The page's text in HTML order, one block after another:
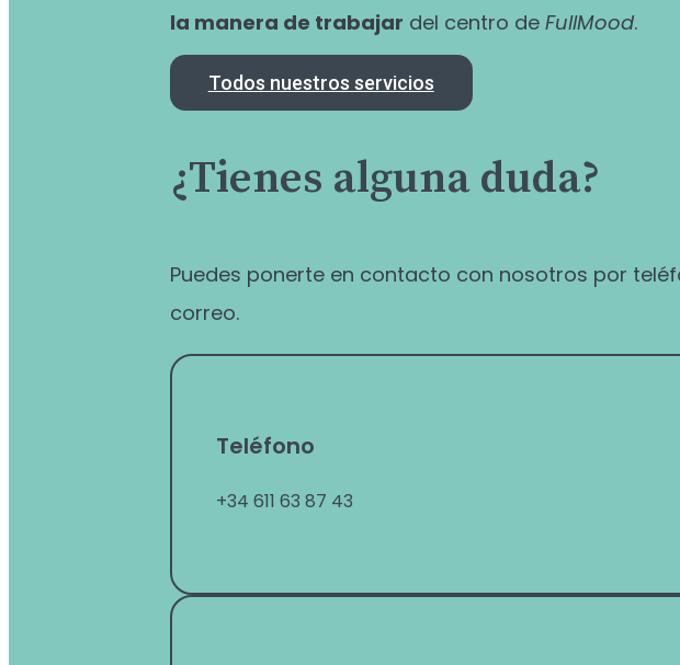
la manera de trabajar del centro de FullMood.
Todos nuestros servicios
¿Tienes alguna duda?
Puedes ponerte en contacto con nosotros por
correo.
Teléfono
+34 611 63 87 43